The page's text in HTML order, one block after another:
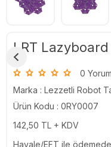
LRT
0
Marka : Lezzetli Robot
Ürün Kodu : 0RY0007
142,50 TL + KDV
Havale/EFT ile ödemede